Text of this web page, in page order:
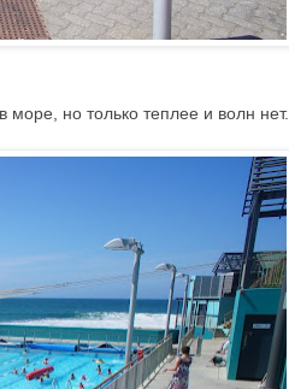
море, но только теплее и волн нет.